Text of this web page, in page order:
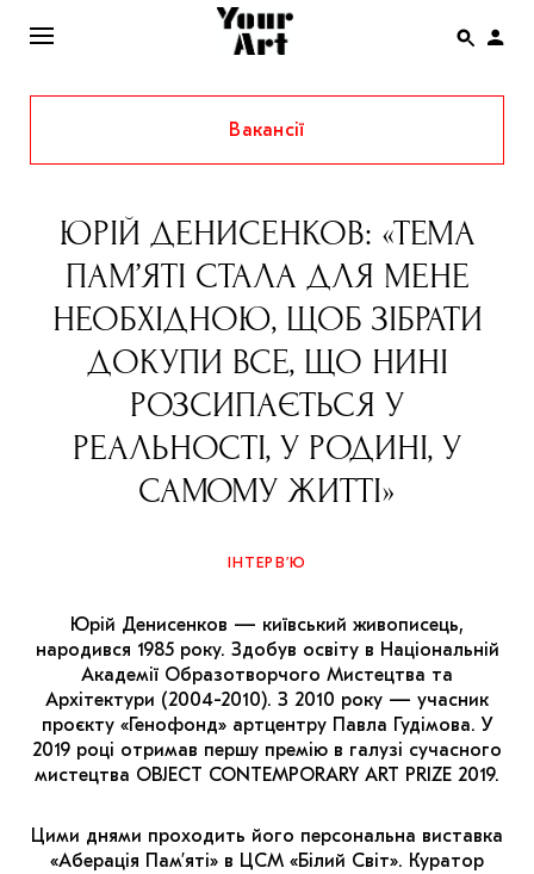
ENG
НОВИНИ
АФІША
ІНТЕРВ’Ю
СТАТТІ
КОЛОНКИ
СПЕЦПРОЄКТИ
THE UKRAINIAN PAVILION AT VENICE BIENNALE
2022
ЗАПАЛЕННЯ
CARPATHIAN CULT ПРО РІЗДВЯНІ СВЯТА
Вакансії
ЮРІЙ ДЕНИСЕНКОВ: «ТЕМА
ПАМ’ЯТІ СТАЛА ДЛЯ МЕНЕ
НЕОБХІДНОЮ, ЩОБ ЗІБРАТИ
ДОКУПИ ВСЕ, ЩО НИНІ
РОЗСИПАЄТЬСЯ У
РЕАЛЬНОСТІ, У РОДИНІ, У
САМОМУ ЖИТТІ»
ІНТЕРВ’Ю
Юрій Денисенков — київський живописець,
народився 1985 року. Здобув освіту в Національній
Академії Образотворчого Мистецтва та
Архітектури (2004-2010). З 2010 року — учасник
проєкту «Генофонд» артцентру Павла Гудімова. У
2019 році отримав першу премію в галузі сучасного
мистецтва OBJECT CONTEMPORARY ART PRIZE 2019.
Цими днями проходить його персональна виставка
«Аберація Пам’яті» в ЦСМ «Білий Світ». Куратор